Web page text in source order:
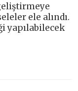
ele alındı.
yapılabilecek